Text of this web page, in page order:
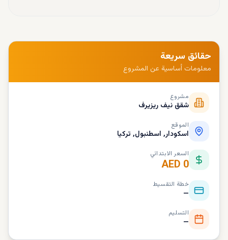
حقائق سريعة
معلومات أساسية عن المشروع
مشروع
شقق نيف ريزيرف
الموقع
اسکودار, اسطنبول, تركيا
السعر الابتدائي
AED 0
خطة التقسيط
—
التسليم
—